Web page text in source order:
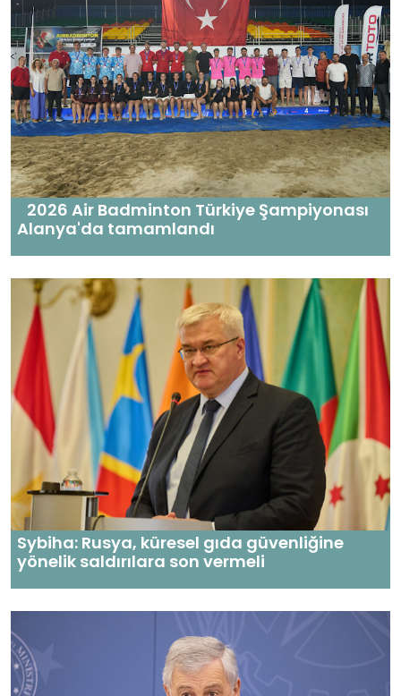
2026 Air Badminton Türkiye Şampiyonası
Alanya'da tamamlandı
Sybiha: Rusya, küresel gıda güvenliğine
yönelik saldırılara son vermeli